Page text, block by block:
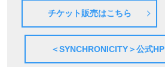
チケット販売はこちら
＜SYNCHRONICITY＞公式HP